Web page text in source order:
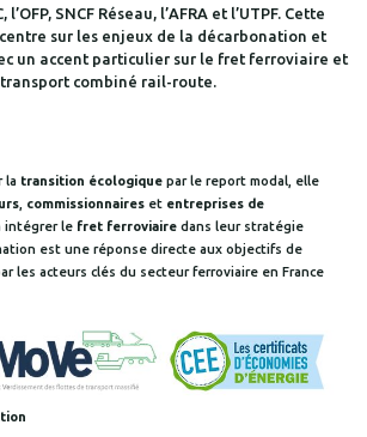
l’OFP, SNCF Réseau, l’AFRA et l’UTPF. Cette
sur les enjeux de la décarbonation et
un accent particulier sur le fret ferroviaire et
combiné rail-route.
la transition écologique par le report modal, elle
commissionnaires et entreprises de
intégrer le fret ferroviaire dans leur stratégie
est une réponse directe aux objectifs de
les acteurs clés du secteur ferroviaire en France